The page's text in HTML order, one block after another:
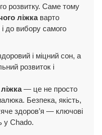
розвитку. Саме тому
ліжкаварто
до вибору самого
і міцний сон, а
розвиток і
— це не просто
Безпека, якість,
здоров’я — ключові
у Chado.